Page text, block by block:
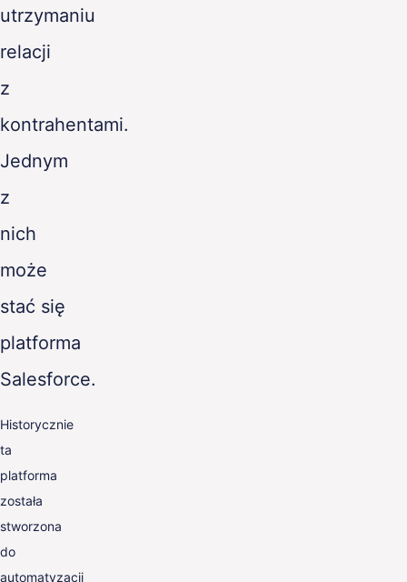
utrzymaniu
relacji
z
kontrahentami.
Jednym
z
nich
może
stać się
platforma
Salesforce.
Historycznie
ta
platforma
została
stworzona
do
automatyzacji